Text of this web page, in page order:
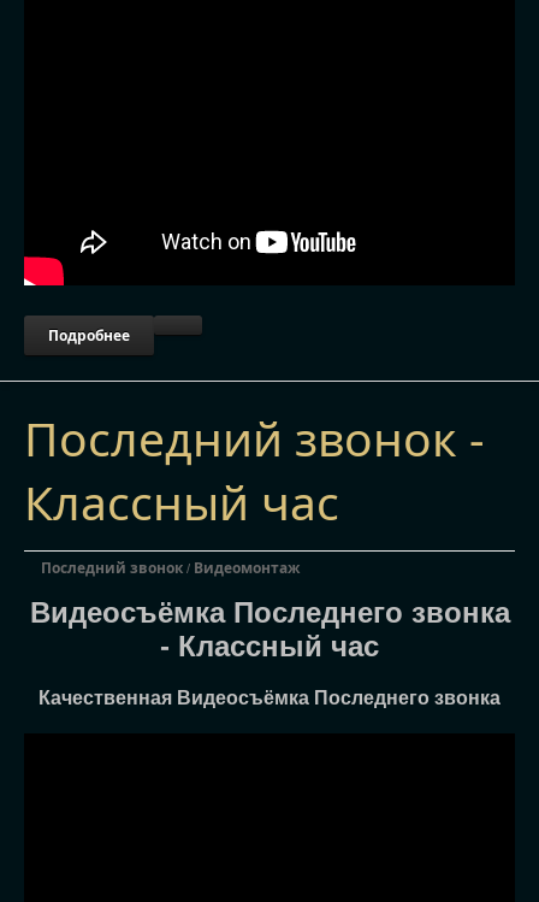
Подробнее
Последний звонок -
Классный час
Последний звонок / Видеомонтаж
Видеосъёмка Последнего звонка
- Классный час
Качественная Видеосъёмка Последнего звонка